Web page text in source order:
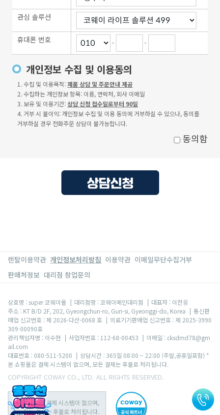
관심 솔루션
휴대폰 번호 - -
개인정보 수집 및 이용동의
1. 수집 및 이용목적:제품 상담 및 주문안내 제공
2. 수집하는 개인정보 항목: 이름, 연락처, 회사 이메일
3. 보유 및 이용기간:상담 신청 접수일로부터 90일
4. 거부 시 불이익: 개인정보 수집 및 이용 동의에 거부하실 수 있으나, 동의를
거부하실 경우 전화주문 상담이 불가능합니다.
동의함
렌탈이용약관 개인정보처리방침 이용약관 이메일무단수집거부
판매처정보 대리점 창업문의
상호명 : super 코웨이몰 | 대리점명 : 코웨이메인대리점 | 대표자 : 이찬응
주소 : KT B/D 2F, 202, Gyeongchun-ro, Guri-si, Gyeonggi-do, Korea | 통신판
매업 신고번호 : 제 2026-다산-0068 호 | 의료기기판매업 신고번호 : 제 2025-3990
309-00090호
관리책임자명 : 이수현 | 사업자번호 : 112-68-00453 | 이메일 : cksdmd78@gm
ail.com
대표번호 : 080-511-5200 | 상담시간 : 365일 08:00 ~ 22:00 (주말,공휴일포함) *
본 쇼핑몰은 결제 시스템이 없으며, 모든 결제는 후불로 처리됩니다.
COPYRIGHT COWAY CO., LTD. ALL RIGHTS RESERVED.
본 쇼핑몰은 결제 시스템이 없으며,
모든 결제는 후불로 처리됩니다.